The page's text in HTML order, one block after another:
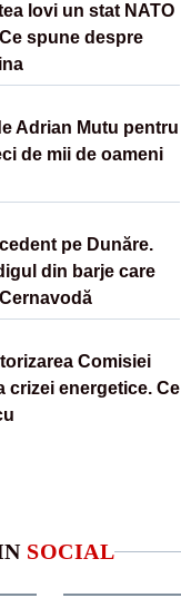
lovi un stat NATO
spune despre
Adrian Mutu pentru
de mii de oameni
pe Dunăre.
din barje care
Comisiei
crizei energetice. Ce
SOCIAL